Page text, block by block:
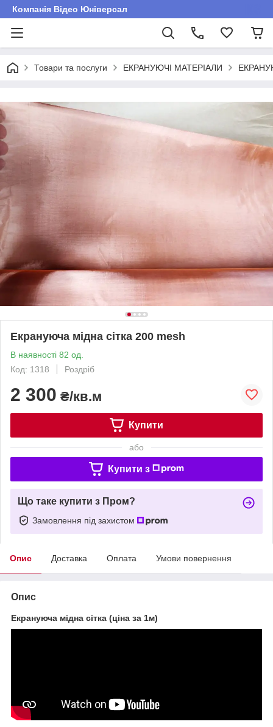
Компанія Відео Юніверсал
Товари та послуги ЕКРАНУЮЧІ МАТЕРІАЛИ
Екрануюча мідна сітка 200 mesh
В наявності 82 од.
Код: 1318
Роздріб
2 300 ₴/кв.м
Купити
або
Купити з
Що таке купити з Пром?
Замовлення під захистом
Опис Доставка Оплата Умови повернення
Опис
Екрануюча мідна сітка (ціна за 1м)